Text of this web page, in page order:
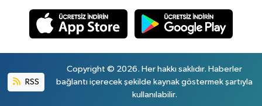
RSS
Copyright © 2026. Her hakkı saklıdır. Haberler
bağlantı içerecek şekilde kaynak göstermek şartıyla
kullanılabilir.